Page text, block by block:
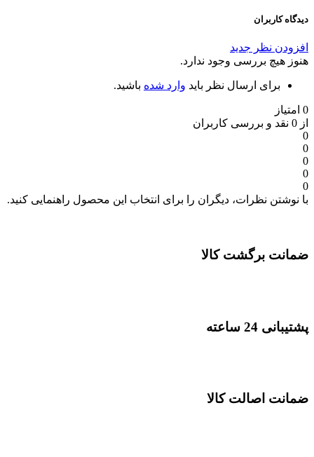
دیدگاه کاربران
افزودن نظر جدید
هنوز هیچ بررسی وجود ندارد.
برای ارسال نظر باید وارد شده باشید.
0 امتیاز
از 0 نقد و بررسی کاربران
0
0
0
0
0
با نوشتن نظرات، دیگران را برای انتخاب این محصول راهنمایی کنید.
ضمانت برگشت کالا
پشتیبانی 24 ساعته
ضمانت اصالت کالا